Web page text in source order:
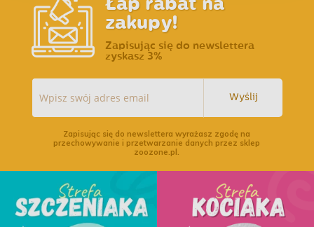
Łap rabat na
zakupy!
Zapisując się do newslettera
zyskasz 3%
Wyślij
Zapisując się do newslettera wyrażasz zgodę na
przechowywanie i przetwarzanie danych przez sklep
zoozone.pl.